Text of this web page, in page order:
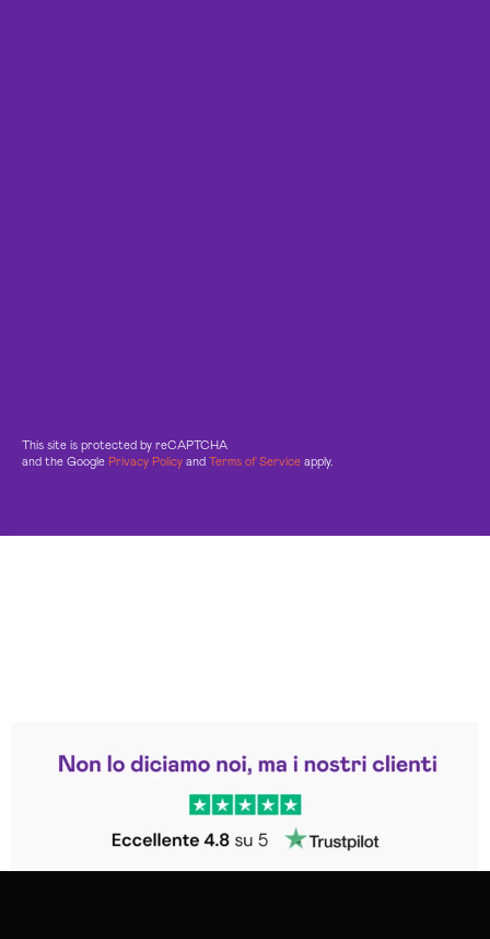
This site is protected by reCAPTCHA
and the Google Privacy Policy and Terms of Service apply.
Trustpilot